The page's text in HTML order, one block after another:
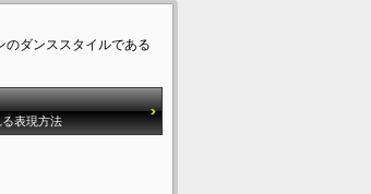
のダンススタイルである
表現方法